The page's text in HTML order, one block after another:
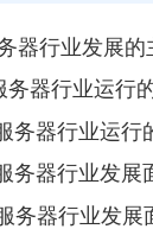
器行业发展的
务器行业运行
务器行业运行
务器行业发展
务器行业发展